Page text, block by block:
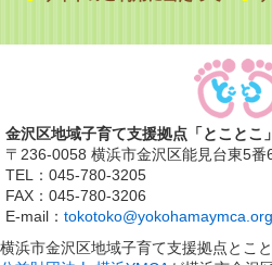
金沢区地域子育て支援拠点「とことこ」
〒236-0058 横浜市金沢区能見台東5番
TEL：045-780-3205
FAX：045-780-3206
E-mail： tokotoko@yokohamaymca.org
横浜市金沢区地域子育て支援拠点とこと